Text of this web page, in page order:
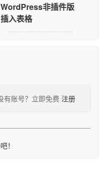
WordPress非插件版
插入表格
有账号？立即免费 注册
！